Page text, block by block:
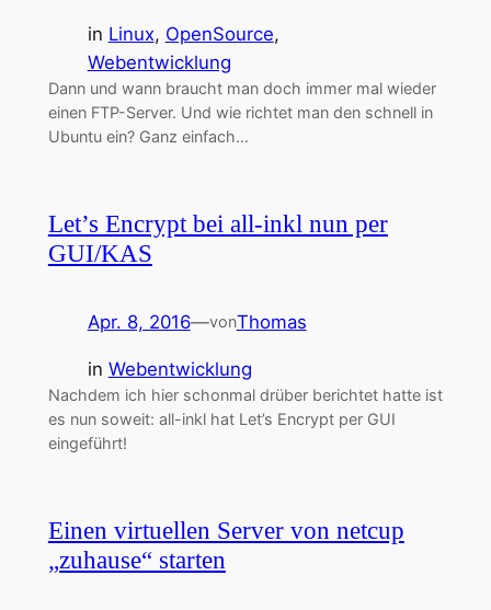
in Linux, OpenSource
Webentwicklung
Dann und wann braucht man doch immer mal wieder
einen FTP-Server. Und wie richtet man den schnell in
Ubuntu ein? Ganz einfach…
Let’s Encrypt bei all-inkl nun per
GUI/KAS
Apr. 8, 2016—vonThomas
in Webentwicklung
Nachdem ich hier schonmal drüber berichtet hatte ist
es nun soweit: all-inkl hat Let’s Encrypt per GUI
eingeführt!
Einen virtuellen Server von netcup
„zuhause“ starten